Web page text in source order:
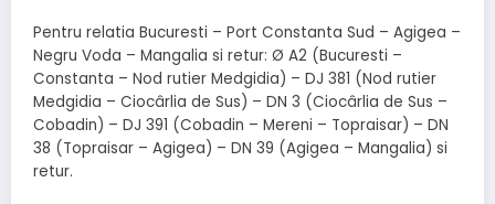
Pentru relatia Bucuresti – Port Constanta Sud – Agigea –
Negru Voda – Mangalia si retur: Ø A2 (Bucuresti –
Constanta – Nod rutier Medgidia) – DJ 381 (Nod rutier
Medgidia – Ciocârlia de Sus) – DN 3 (Ciocârlia de Sus –
Cobadin) – DJ 391 (Cobadin – Mereni – Topraisar) – DN
38 (Topraisar – Agigea) – DN 39 (Agigea – Mangalia) si
retur.